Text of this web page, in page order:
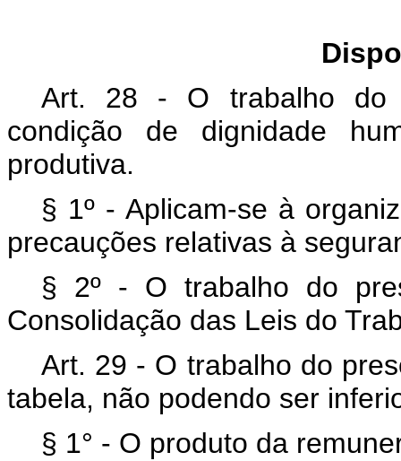
Art. 28 - O trabalho do
condição de dignidade
produtiva.
§ 1º - Aplicam-se à
precauções relativas à
§ 2º - O trabalho do
Consolidação das Leis do
Art. 29 - O trabalho do
tabela, não podendo ser
§ 1° - O produto da